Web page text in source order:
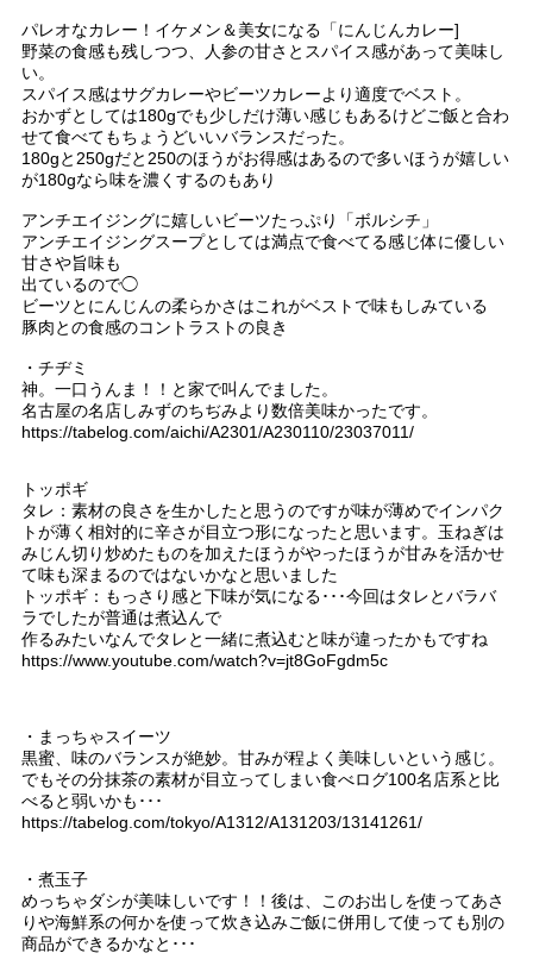
パレオなカレー！イケメン＆美女になる「にんじんカレー]
野菜の食感も残しつつ、人参の甘さとスパイス感があって美味し
い。
スパイス感はサグカレーやビーツカレーより適度でベスト。
おかずとしては180gでも少しだけ薄い感じもあるけどご飯と合わ
せて食べてもちょうどいいバランスだった。
180gと250gだと250のほうがお得感はあるので多いほうが嬉しい
が180gなら味を濃くするのもあり
アンチエイジングに嬉しいビーツたっぷり「ボルシチ」
アンチエイジングスープとしては満点で食べてる感じ体に優しい
甘さや旨味も
出ているので◯
ビーツとにんじんの柔らかさはこれがベストで味もしみている
豚肉との食感のコントラストの良き
・チヂミ
神。一口うんま！！と家で叫んでました。
名古屋の名店しみずのちぢみより数倍美味かったです。
https://tabelog.com/aichi/A2301/A230110/23037011/
トッポギ
タレ：素材の良さを生かしたと思うのですが味が薄めでインパク
トが薄く相対的に辛さが目立つ形になったと思います。玉ねぎは
みじん切り炒めたものを加えたほうがやったほうが甘みを活かせ
て味も深まるのではないかなと思いました
トッポギ：もっさり感と下味が気になる･･･今回はタレとバラバ
ラでしたが普通は煮込んで
作るみたいなんでタレと一緒に煮込むと味が違ったかもですね
https://www.youtube.com/watch?v=jt8GoFgdm5c
・まっちゃスイーツ
黒蜜、味のバランスが絶妙。甘みが程よく美味しいという感じ。
でもその分抹茶の素材が目立ってしまい食べログ100名店系と比
べると弱いかも･･･
https://tabelog.com/tokyo/A1312/A131203/13141261/
・煮玉子
めっちゃダシが美味しいです！！後は、このお出しを使ってあさ
りや海鮮系の何かを使って炊き込みご飯に併用して使っても別の
商品ができるかなと･･･